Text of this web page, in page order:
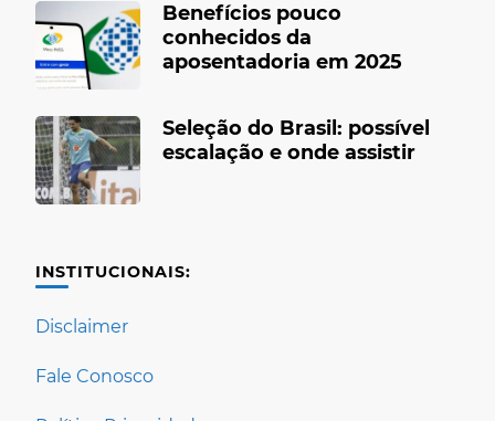
Benefícios pouco
conhecidos da
aposentadoria em 2025
Seleção do Brasil: possível
escalação e onde assistir
INSTITUCIONAIS:
Disclaimer
Fale Conosco